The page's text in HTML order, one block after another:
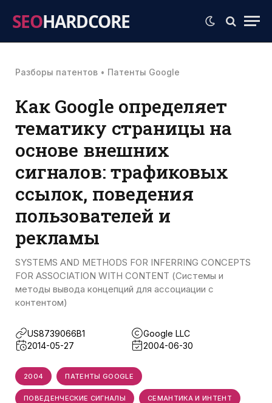
SEOHARDCORE
Разборы патентов • Патенты Google
Как Google определяет
тематику страницы на
основе внешних
сигналов: трафиковых
ссылок, поведения
пользователей и
рекламы
SYSTEMS AND METHODS FOR INFERRING CONCEPTS
FOR ASSOCIATION WITH CONTENT (Системы и
методы вывода концепций для ассоциации с
контентом)
US8739066B1
Google LLC
2014-05-27
2004-06-30
2004 ПАТЕНТЫ GOOGLE
ПОВЕДЕНЧЕСКИЕ СИГНАЛЫ СЕМАНТИКА И ИНТЕНТ